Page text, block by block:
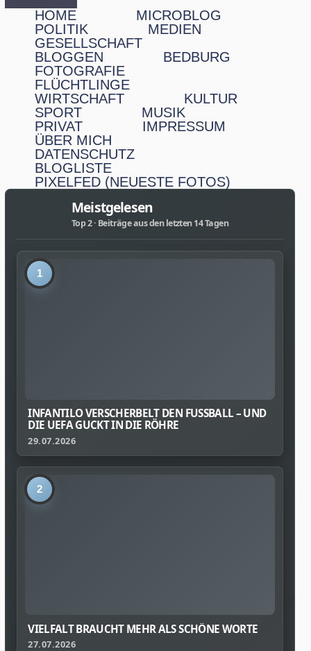
Schließen
HOME
MICROBLOG
POLITIK
MEDIEN
GESELLSCHAFT
BLOGGEN
BEDBURG
FOTOGRAFIE
FLÜCHTLINGE
WIRTSCHAFT
KULTUR
SPORT
MUSIK
PRIVAT
IMPRESSUM
ÜBER MICH
DATENSCHUTZ
BLOGLISTE
PIXELFED (NEUESTE FOTOS)
Meistgelesen
Top 2 · Beiträge aus den letzten 14 Tagen
1
INFANTILO VERSCHERBELT DEN FUSSBALL – UND D
IE UEFA GUCKT IN DIE RÖHRE
29.07.2026
2
VIELFALT BRAUCHT MEHR ALS SCHÖNE WORTE
27.07.2026